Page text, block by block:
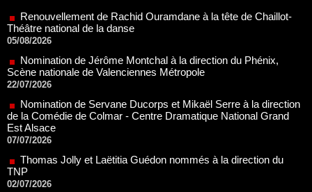
Nomination de Jérôme Montchal à la direction du Phénix,
Scène nationale de Valenciennes Métropole
22/07/2026
Nomination de Servane Ducorps et Mikaël Serre à la direction
de la Comédie de Colmar - Centre Dramatique National Grand
Est Alsace
07/07/2026
Thomas Jolly et Laëtitia Guédon nommés à la direction du
TNP
02/07/2026
Fonds SACD Théâtre : les lauréats 2026
23/06/2026
Dispositif ARTCENA Écrire pour le cirque, les lauréats 2026 !